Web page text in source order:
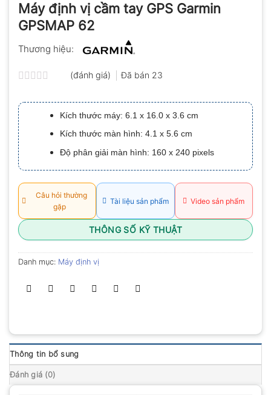
Máy định vị cầm tay GPS Garmin
GPSMAP 62
Thương hiệu:
xếp
hạng
0.0
5
sao
(đánh giá) Đã bán 23
Kích thước máy: 6.1 x 16.0 x 3.6 cm
Kích thước màn hình: 4.1 x 5.6 cm
Độ phân giải màn hình: 160 x 240 pixels
Câu hỏi thường
gặp
Tài liệu sản phẩm Video sản phẩm
THÔNG SỐ KỸ THUẬT
Danh mục: Máy định vị
Thông tin bổ sung
Đánh giá (0)